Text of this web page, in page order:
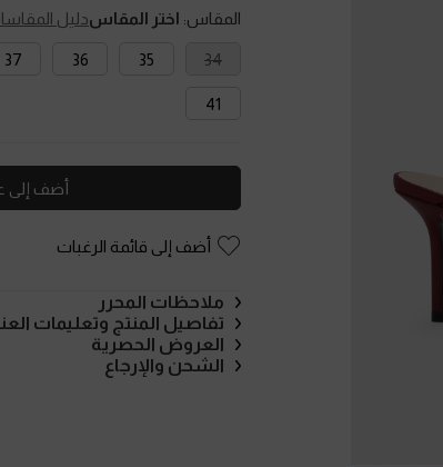
المقاس: اختر المقاسدليل
34
35
36
37
41
أضف إلى
أضف إلى قائمة الرغبات
ملاحظات المحرر
تفاصيل المنتج وتعليمات
العروض الحصرية
الشحن والإرجاع